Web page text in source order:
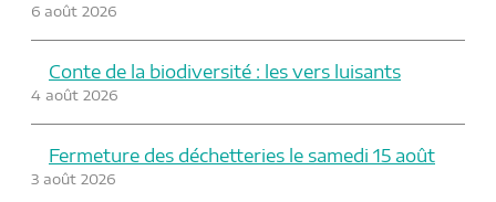
6 août 2026
Conte de la biodiversité : les vers luisants
4 août 2026
Fermeture des déchetteries le samedi 15 août
3 août 2026